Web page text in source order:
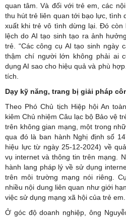
quan tâm. Và đối với trẻ em, các
thu hút trẻ liên quan tới bạo lực, tình
xuất khi trẻ vô tình dừng lại. Đó còn
lệch do AI tạo sinh tạo ra ảnh
trẻ. “Các công cụ AI tạo sinh ngày
thậm chí người lớn không phải ai
dụng AI sao cho hiệu quả và phù
tích.
Dạy kỹ năng, trang bị giải pháp
Theo Phó Chủ tịch Hiệp hội An
kiêm Chủ nhiệm Câu lạc bộ Bảo vệ
trên không gian mạng, một trong
qua đó là ban hành Nghị định số
hiệu lực từ ngày 25-12-2024) về
vụ internet và thông tin trên mạng.
hành lang pháp lý về sử dụng
trên môi trường mạng nói riêng.
nhiều nội dung liên quan như giới
việc sử dụng mạng xã hội của trẻ em.
Ở góc độ doanh nghiệp, ông